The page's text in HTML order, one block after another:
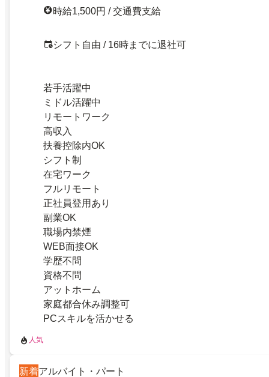
時給1,500円 / 交通費支給
シフト自由 / 16時までに退社可
若手活躍中
ミドル活躍中
リモートワーク
高収入
扶養控除内OK
シフト制
在宅ワーク
フルリモート
正社員登用あり
副業OK
職場内禁煙
WEB面接OK
学歴不問
資格不問
アットホーム
家庭都合休み調整可
PCスキルを活かせる
人気
新着アルバイト・パート